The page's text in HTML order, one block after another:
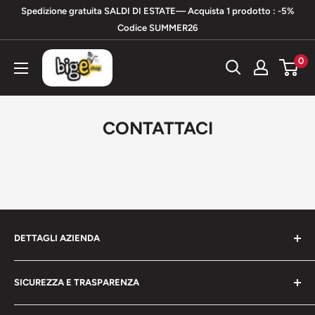
contenuto
Spedizione gratuita SALDI DI ESTATE— Acquista 1 prodotto : -5%
Codice SUMMER26
bigeshop 0
CONTATTACI
DETTAGLI AZIENDA
SICUREZZA E TRASPARENZA
Chi siamo